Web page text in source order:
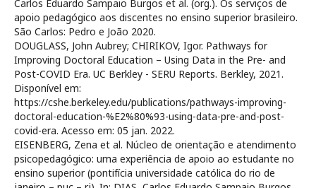
Carlos Eduardo Sampaio Burgos et al. (org.). Os serviços de
apoio pedagógico aos discentes no ensino superior brasileiro.
São Carlos: Pedro e João 2020.
DOUGLASS, John Aubrey; CHIRIKOV, Igor. Pathways for
Improving Doctoral Education – Using Data in the Pre- and
Post-COVID Era. UC Berkley - SERU Reports. Berkley, 2021.
Disponível em:
https://cshe.berkeley.edu/publications/pathways-improving-
doctoral-education-%E2%80%93-using-data-pre-and-post-
covid-era. Acesso em: 05 jan. 2022.
EISENBERG, Zena et al. Núcleo de orientação e atendimento
psicopedagógico: uma experiência de apoio ao estudante no
ensino superior (pontifícia universidade católica do rio de